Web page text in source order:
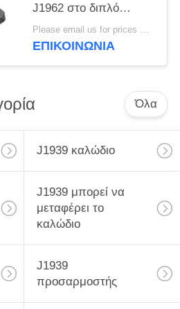
J1962 στο διπλό
θηλυκό επίπεδο
καλώδιο Υ
Please email us for prices MOQ:100 τεμ
ΕΠΙΚΟΙΝΩΝΊΑ
Όλα
J1939 καλώδιο
J1939 μπορεί να
μεταφέρει το
καλώδιο
J1939
προσαρμοστής